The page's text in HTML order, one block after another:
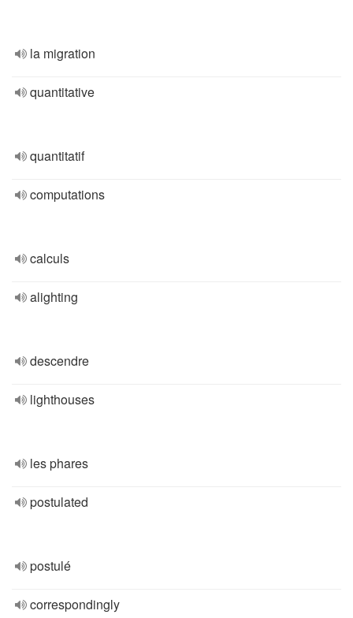
la migration
quantitative
quantitatif
computations
calculs
alighting
descendre
lighthouses
les phares
postulated
postulé
correspondingly